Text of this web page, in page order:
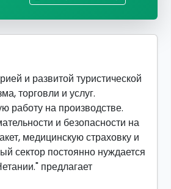
и развитой туристической
торговли и услуг.
работу на производстве.
и безопасности на
медицинскую страховку и
сектор постоянно нуждается
предлагает